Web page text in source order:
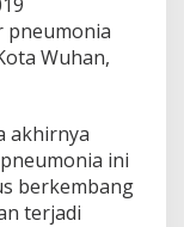
pneumonia
Wuhan,
akhirnya
ini
berkembang
terjadi